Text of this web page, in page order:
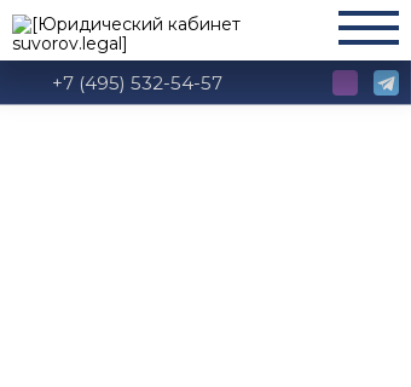
+7 (495) 532-54-57